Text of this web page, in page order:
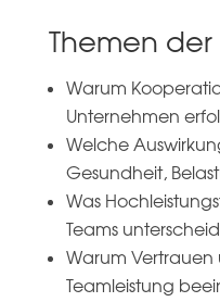
Themen der
Warum
Unternehmen
Welche
Gesundheit,
Was
Teams
Warum
Teamleistung